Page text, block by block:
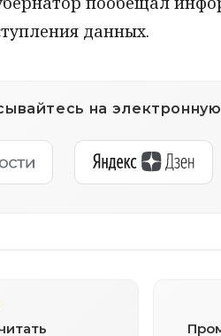
данных.
на электронную